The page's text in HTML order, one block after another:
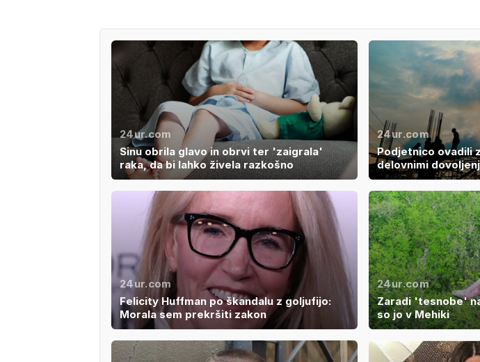
24ur.com
Sinu obrila glavo in obrvi ter 'zaigrala'
raka, da bi lahko živela razkošno
24ur.com
Podjetnico ovadili
delovnimi
24ur.com
Felicity Huffman po škandalu z goljufijo:
Morala sem prekršiti zakon
24ur.com
Zaradi 'tesnobe'
so jo v Mehiki